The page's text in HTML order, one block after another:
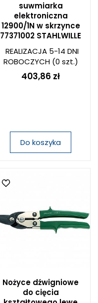
suwmiarka
elektroniczna
12900/1N w skrzynce
77371002 STAHLWILLE
REALIZACJA 5-14 DNI
ROBOCZYCH(0 szt.)
403,86 zł
Do koszyka
Nożyce dźwigniowe
do cięcia